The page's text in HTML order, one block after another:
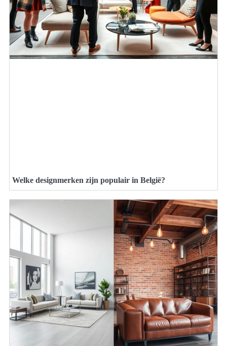
Welke designmerken zijn populair in België?